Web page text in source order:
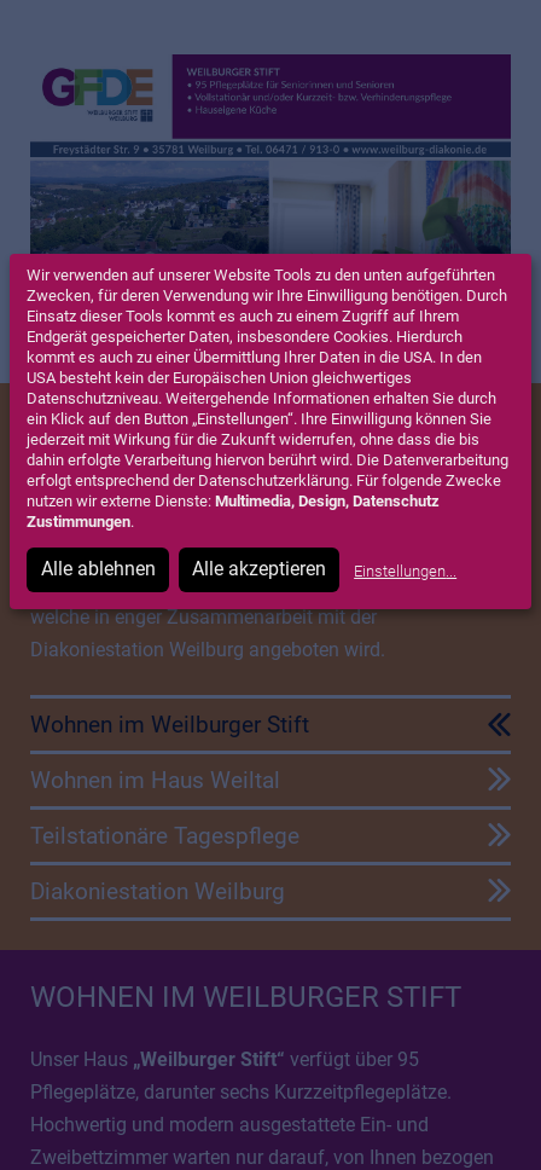
Wir verwenden auf unserer Website Tools zu den unten aufgeführten
Zwecken, für deren Verwendung wir Ihre Einwilligung benötigen. Durch
Einsatz dieser Tools kommt es auch zu einem Zugriff auf Ihrem
Endgerät gespeicherter Daten, insbesondere Cookies. Hierdurch
kommt es auch zu einer Übermittlung Ihrer Daten in die USA. In den
USA besteht kein der Europäischen Union gleichwertiges
Datenschutzniveau. Weitergehende Informationen erhalten Sie durch
ein Klick auf den Button „Einstellungen“. Ihre Einwilligung können Sie
jederzeit mit Wirkung für die Zukunft widerrufen, ohne dass die bis
dahin erfolgte Verarbeitung hiervon berührt wird. Die Datenverarbeitung
erfolgt entsprechend der Datenschutzerklärung. Für folgende Zwecke
nutzen wir externe Dienste:Multimedia, Design, Datenschutz
Zustimmungen.
Alle ablehnen Alle akzeptieren Einstellungen...
„4 Säulen“ der GFDE Weilburg
In unseren Häusern „Weilburger Stift“ und „Haus Weiltal“
bieten wir alles an, was eine moderne Altenpflege
auszeichnet, ohne dabei traditionelle Werte zu
vergessen. Im Fokus steht bei uns die Tagespflege,
welche in enger Zusammenarbeit mit der
Diakoniestation Weilburg angeboten wird.
Wohnen im Weilburger Stift
Wohnen im Haus Weiltal
Teilstationäre Tagespflege
Diakoniestation Weilburg
WOHNEN IM WEILBURGER STIFT
Unser Haus „Weilburger Stift“ verfügt über 95
Pflegeplätze, darunter sechs Kurzzeitpflegeplätze.
Hochwertig und modern ausgestattete Ein- und
Zweibettzimmer warten nur darauf, von Ihnen bezogen